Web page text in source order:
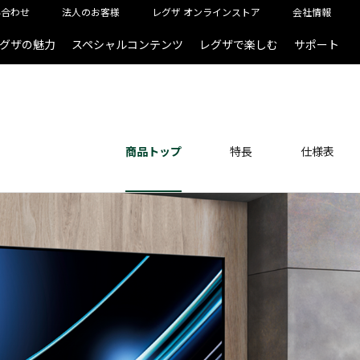
わせ 法人のお客様 レグザ オンラインストア 会社情報
ザの魅力 スペシャルコンテンツ レグザで楽しむ サポート
商品トップ 特長 仕様表